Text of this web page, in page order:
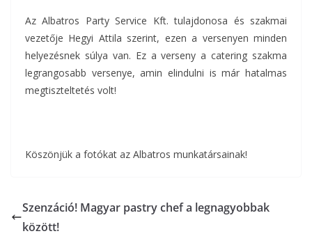
Az Albatros Party Service Kft. tulajdonosa és szakmai
vezetője Hegyi Attila szerint, ezen a versenyen minden
helyezésnek súlya van. Ez a verseny a catering szakma
legrangosabb versenye, amin elindulni is már hatalmas
megtiszteltetés volt!
Köszönjük a fotókat az Albatros munkatársainak!
Szenzáció! Magyar pastry chef a legnagyobbak
között!